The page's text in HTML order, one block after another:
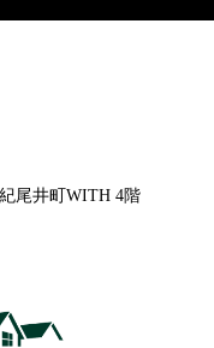
尾井町WITH 4階